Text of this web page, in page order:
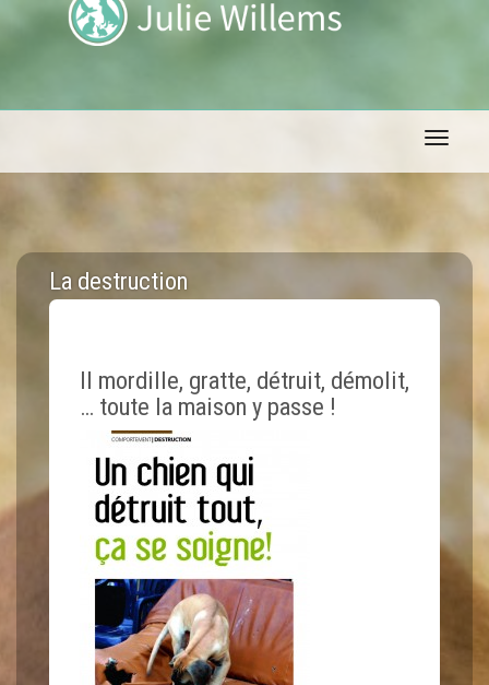
Toggle
La destruction
Il mordille, gratte, détruit, démolit,
… toute la maison y passe !